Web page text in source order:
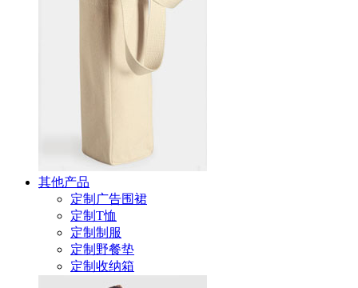
其他产品
定制广告围裙
定制T恤
定制制服
定制野餐垫
定制收纳箱